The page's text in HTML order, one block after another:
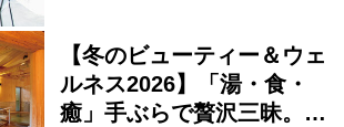
浅川町
【冬のビューティー＆ウェ
ルネス2026】「湯・食・
癒」手ぶらで贅沢三昧。…